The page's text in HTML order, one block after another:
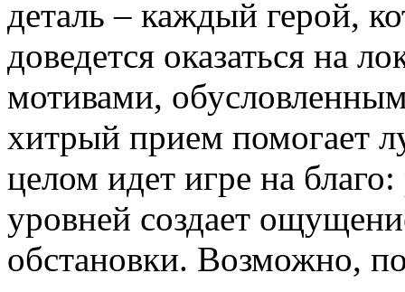
деталь – каждый герой,
доведется оказаться на
мотивами,
хитрый прием помогает
целом идет игре на
уровней создает
обстановки. Возможно,